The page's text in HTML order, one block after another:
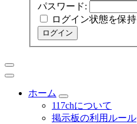
パスワード:
ログイン状態を保持
ログイン
ホーム
117chについて
掲示板の利用ルール